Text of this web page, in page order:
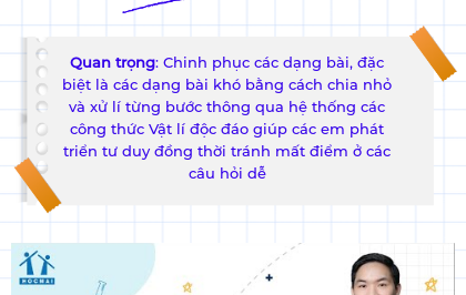
Quan trọng: Chinh phục các dạng bài, đặc
biệt là các dạng bài khó bằng cách chia nhỏ
và xử lí từng bước thông qua hệ thống các
công thức Vật lí độc đáo giúp các em phát
triển tư duy đồng thời tránh mất điểm ở các
câu hỏi dễ